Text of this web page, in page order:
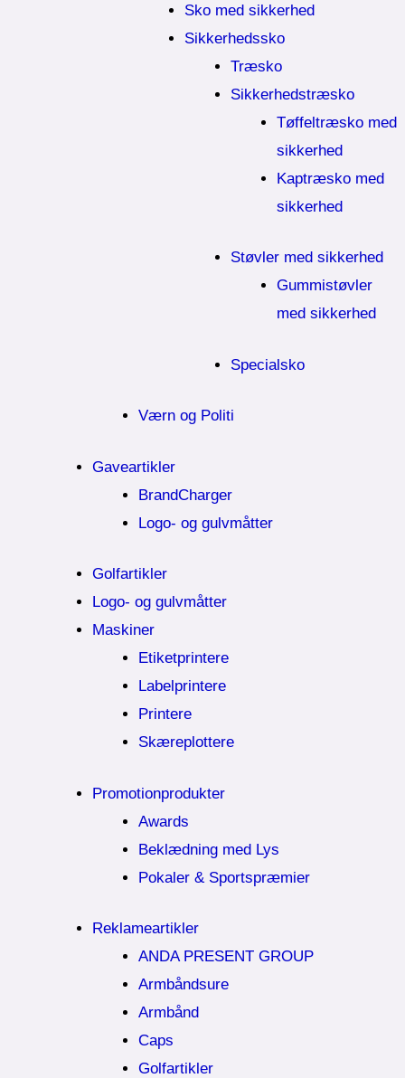
Sko med sikkerhed
Sikkerhedssko
Træsko
Sikkerhedstræsko
Tøffeltræsko med
sikkerhed
Kaptræsko med
sikkerhed
Støvler med sikkerhed
Gummistøvler
med sikkerhed
Specialsko
Værn og Politi
Gaveartikler
BrandCharger
Logo- og gulvmåtter
Golfartikler
Logo- og gulvmåtter
Maskiner
Etiketprintere
Labelprintere
Printere
Skæreplottere
Promotionprodukter
Awards
Beklædning med Lys
Pokaler & Sportspræmier
Reklameartikler
ANDA PRESENT GROUP
Armbåndsure
Armbånd
Caps
Golfartikler